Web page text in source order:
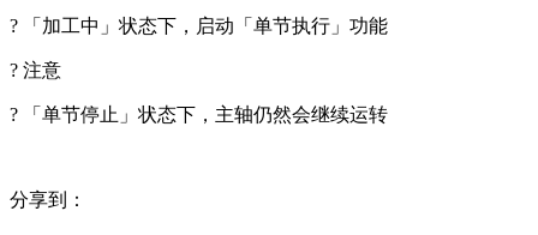
? 「加工中」状态下，启动「单节执行」功能
? 注意
? 「单节停止」状态下，主轴仍然会继续运转
分享到：